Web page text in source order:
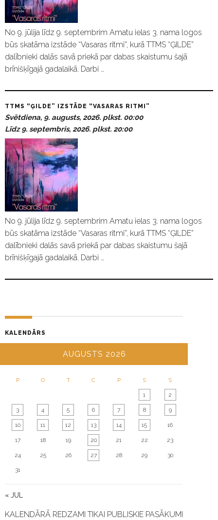
No 9. jūlija līdz 9. septembrim Amatu ielas 3. nama logos
būs skatāma izstāde “Vasaras ritmi”, kurā TTMS “ĢILDE”
dalībnieki dalās savā priekā par dabas skaistumu šajā
brīnišķīgajā gadalaikā. Darbi …
TTMS “ĢILDE” IZSTĀDE “VASARAS RITMI”
Svētdiena, 9. augusts, 2026. plkst. 00:00
Līdz 9. septembris, 2026. plkst. 20:00
No 9. jūlija līdz 9. septembrim Amatu ielas 3. nama logos
būs skatāma izstāde “Vasaras ritmi”, kurā TTMS “ĢILDE”
dalībnieki dalās savā priekā par dabas skaistumu šajā
brīnišķīgajā gadalaikā. Darbi …
KALENDĀRS
AUGUSTS 2026
P O T C P S S
« JUL
1 2
3 4 5 6 7 8 9
10 11 12 13 14 15 16
17 18 19 20 21 22 23
24 25 26 27 28 29 30
31
KALENDĀRĀ REDZAMI TIKAI PUBLISKIE PASĀKUMI